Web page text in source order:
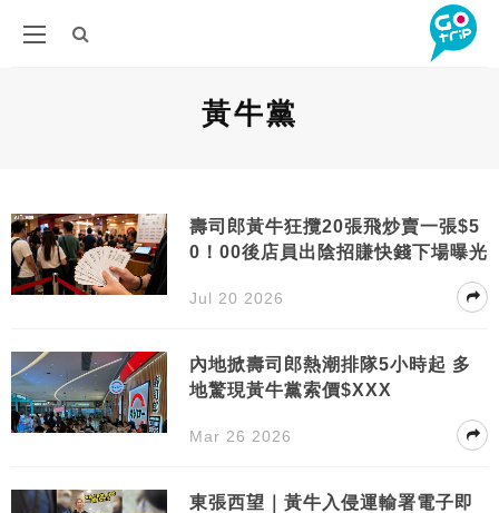
黃牛黨
壽司郎黃牛狂攬20張飛炒賣一張$5
0！00後店員出陰招賺快錢下場曝光
Jul 20 2026
內地掀壽司郎熱潮排隊5小時起 多
地驚現黃牛黨索價$XXX
Mar 26 2026
東張西望｜黃牛入侵運輸署電子即